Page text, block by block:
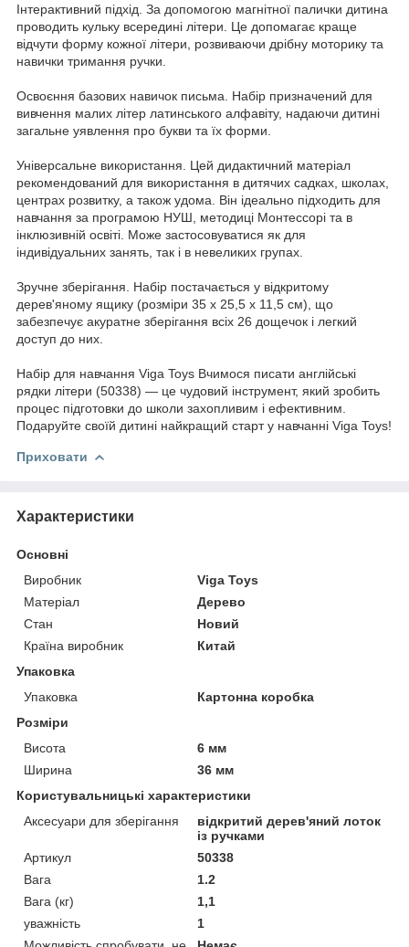
Інтерактивний підхід. За допомогою магнітної палички дитина
проводить кульку всередині літери. Це допомагає краще
відчути форму кожної літери, розвиваючи дрібну моторику та
навички тримання ручки.
Освоєння базових навичок письма. Набір призначений для
вивчення малих літер латинського алфавіту, надаючи дитині
загальне уявлення про букви та їх форми.
Універсальне використання. Цей дидактичний матеріал
рекомендований для використання в дитячих садках, школах,
центрах розвитку, а також удома. Він ідеально підходить для
навчання за програмою НУШ, методиці Монтессорі та в
інклюзивній освіті. Може застосовуватися як для
індивідуальних занять, так і в невеликих групах.
Зручне зберігання. Набір постачається у відкритому
дерев'яному ящику (розміри 35 х 25,5 х 11,5 см), що
забезпечує акуратне зберігання всіх 26 дощечок і легкий
доступ до них.
Набір для навчання Viga Toys Вчимося писати англійські
рядки літери (50338) — це чудовий інструмент, який зробить
процес підготовки до школи захопливим і ефективним.
Подаруйте своїй дитині найкращий старт у навчанні Viga Toys!
Приховати
Характеристики
Основні
Виробник
Viga Toys
Матеріал
Дерево
Стан
Новий
Країна виробник
Китай
Упаковка
Упаковка
Картонна коробка
Розміри
Висота
6 мм
Ширина
36 мм
Користувальницькі характеристики
Аксесуари для зберігання
відкритий дерев'яний лоток
із ручками
Артикул
50338
Вага
1.2
Вага (кг)
1,1
уважність
1